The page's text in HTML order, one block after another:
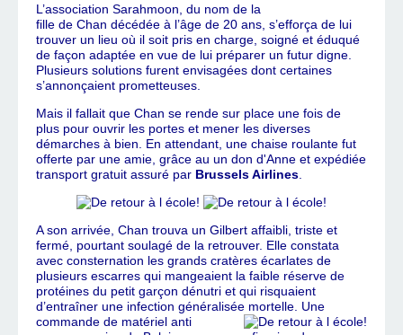
L’association Sarahmoon, du nom de la
fille de Chan décédée à l’âge de 20 ans, s’efforça de lui
trouver un lieu où il soit pris en charge, soigné et éduqué
de façon adaptée en vue de lui préparer un futur digne.
Plusieurs solutions furent envisagées dont certaines
s’annonçaient prometteuses.
Mais il fallait que Chan se rende sur place une fois de
plus pour ouvrir les portes et mener les diverses
démarches à bien. En attendant, une chaise roulante fut
offerte par une amie, grâce au un don d'Anne et expédiée
transport gratuit assuré par Brussels Airlines.
A son arrivée, Chan trouva un Gilbert affaibli, triste et
fermé, pourtant soulagé de la retrouver. Elle constata
avec consternation les grands cratères écarlates de
plusieurs escarres qui mangeaient la faible réserve de
protéines du petit garçon dénutri et qui risquaient
d’entraîner une infection généralisée mortelle. Une
commande de matériel anti